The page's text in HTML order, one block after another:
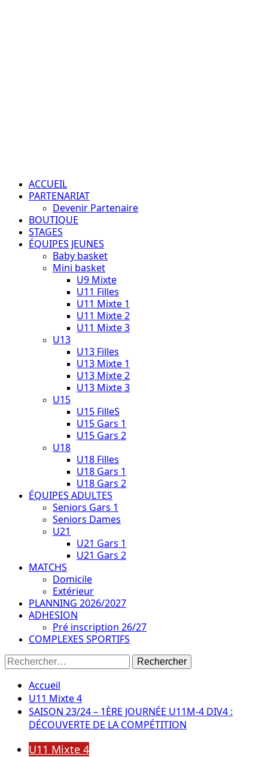
ACCUEIL
PARTENARIAT
Devenir Partenaire
BOUTIQUE
STAGES
ÉQUIPES JEUNES
Baby basket
Mini basket
U9 Mixte
U11 Filles
U11 Mixte 1
U11 Mixte 2
U11 Mixte 3
U13
U13 Filles
U13 Mixte 1
U13 Mixte 2
U13 Mixte 3
U15
U15 FilleS
U15 Gars 1
U15 Gars 2
U18
U18 Filles
U18 Gars 1
U18 Gars 2
ÉQUIPES ADULTES
Seniors Gars 1
Seniors Dames
U21
U21 Gars 1
U21 Gars 2
MATCHS
Domicile
Extérieur
PLANNING 2026/2027
ADHESION
Pré inscription 26/27
COMPLEXES SPORTIFS
Rechercher :
Accueil
U11 Mixte 4
SAISON 23/24 – 1ÈRE JOURNÉE U11M-4 DIV4 :
DÉCOUVERTE DE LA COMPÉTITION
U11 Mixte 4